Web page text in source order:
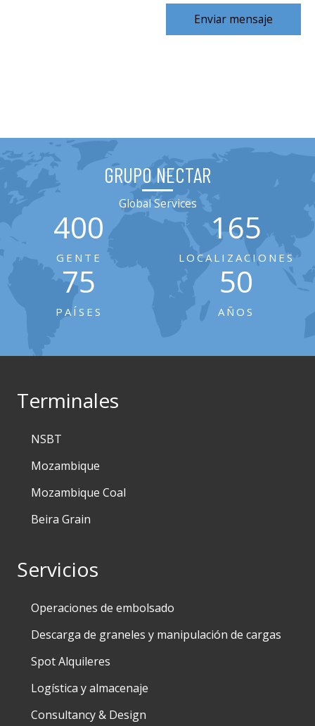
Enviar mensaje
GRUPO NECTAR
Global Services
400
GENTE
165
LOCALIZACIONES
75
PAÍSES
50
AÑOS
Terminales
NSBT
Mozambique
Mozambique Coal
Beira Grain
Servicios
Operaciones de embolsado
Descarga de graneles y manipulación de cargas
Spot Alquileres
Logística y almacenaje
Consultancy & Design